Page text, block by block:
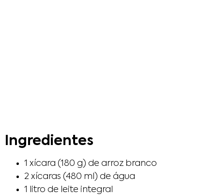
Ingredientes
1 xícara (180 g) de arroz branco
2 xícaras (480 ml) de água
1 litro de leite integral